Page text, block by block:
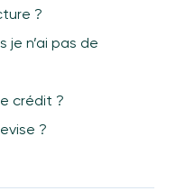
?
je n’ai pas de
crédit ?
?